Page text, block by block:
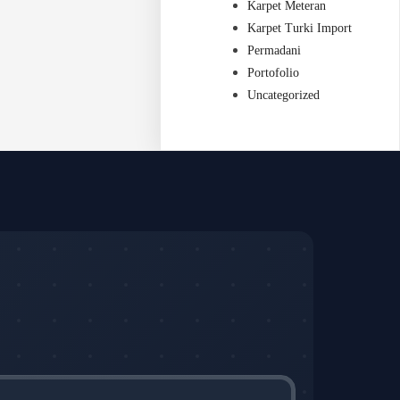
Karpet Meteran
Karpet Turki Import
Permadani
Portofolio
Uncategorized